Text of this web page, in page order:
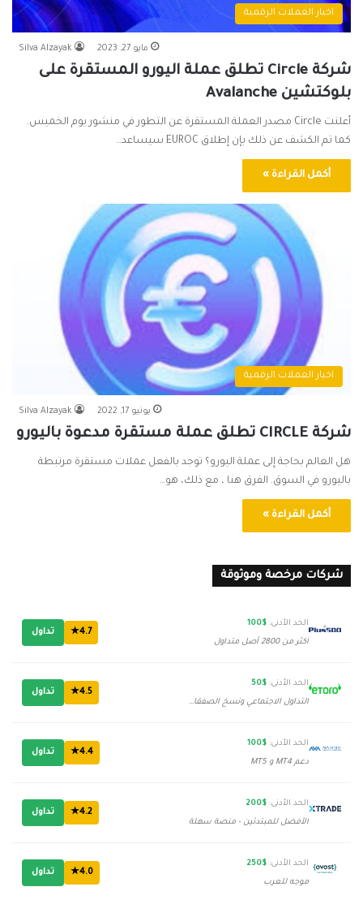
اخبار العملات الرقمية
Silva Alzayak مايو 27, 2023
شركة Circle تطلق عملة اليورو المستقرة على
بلوكتشين Avalanche
أعلنت Circle مصدر العملة المستقرة عن التطور في منشور يوم الخميس.
كما تم الكشف عن ذلك بإن إطلاق EUROC سيساعد…
أكمل القراءة »
اخبار العملات الرقمية
Silva Alzayak يونيو 17, 2022
شركة CIRCLE تطلق عملة مستقرة مدعوة باليورو
هل العالم بحاجة إلى عملة اليورو؟ توجد بالفعل عملات مستقرة مرتبطة
باليورو في السوق. الفرق هنا ، مع ذلك، هو…
أكمل القراءة »
شركات مرخصة وموثوقة
الحد الأدنى: $100
أكثر من 2800 أصل متداول
4.7★ تداول
الحد الأدنى: $50
التداول الاجتماعي ونسخ الصفقات
4.5★ تداول
الحد الأدنى: $100
دعم MT4 و MT5
4.4★ تداول
الحد الأدنى: $200
الأفضل للمبتدئين - منصة سهلة
4.2★ تداول
الحد الأدنى: $250
موجه للعرب
4.0★ تداول